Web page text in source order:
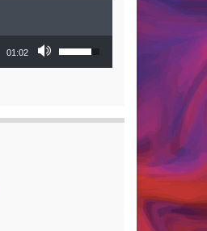
01:02
Utilisez les flèches haut/